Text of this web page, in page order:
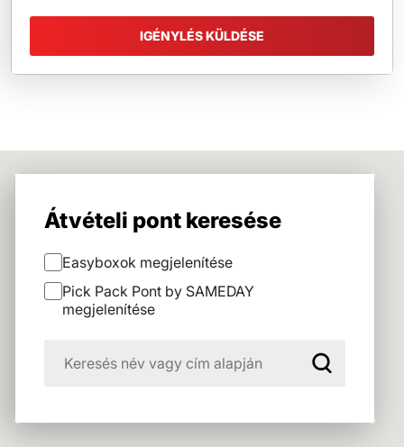
Átvételi pont keresése
Easyboxok megjelenítése
Pick Pack Pont by SAMEDAY
megjelenítése